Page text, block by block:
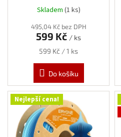
1.75mm | 1kg
Skladem (1 ks)
495,04 Kč bez DPH
599 Kč / ks
Měrná
599 Kč / 1 ks
Do košíku
Nejlepší cena!